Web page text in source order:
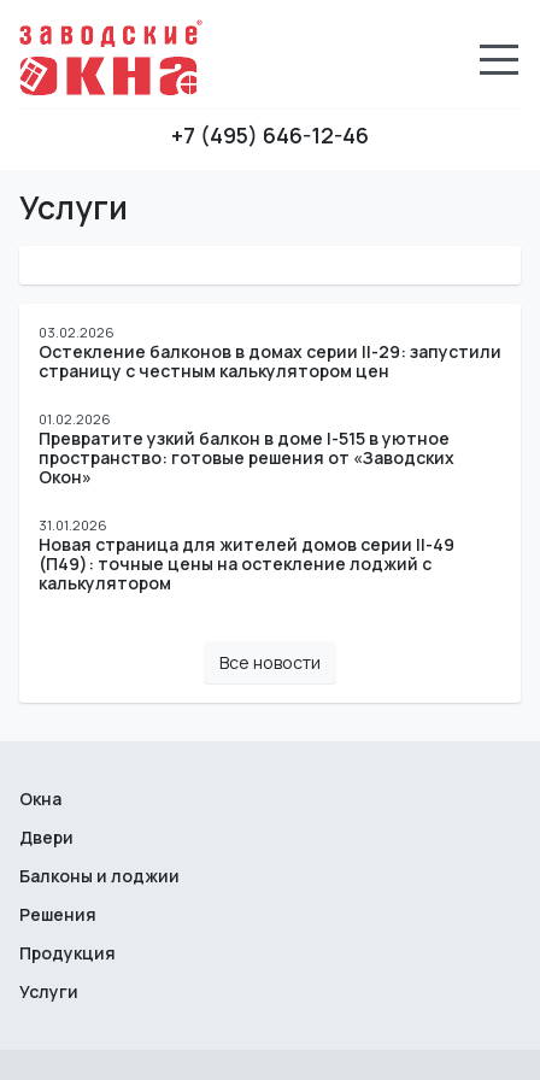
+7 (495) 646-12-46
Услуги
03.02.2026
Остекление балконов в домах серии II-29: запустили
страницу с честным калькулятором цен
01.02.2026
Превратите узкий балкон в доме I-515 в уютное
пространство: готовые решения от «Заводских
Окон»
31.01.2026
Новая страница для жителей домов серии II-49
(П49): точные цены на остекление лоджий с
калькулятором
Все новости
Окна
Двери
Балконы и лоджии
Решения
Продукция
Услуги